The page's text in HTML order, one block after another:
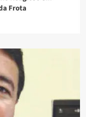
Frota